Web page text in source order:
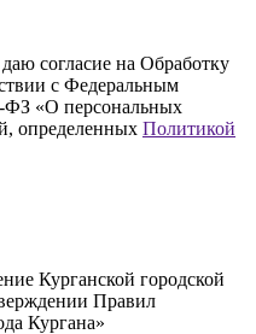
согласие на Обработку
с Федеральным
ФЗ «О персональных
определенных Политикой
Курганской городской
Правил
Кургана»